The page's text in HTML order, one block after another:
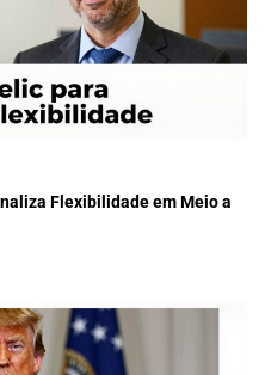
Flexibilidade em Meio a